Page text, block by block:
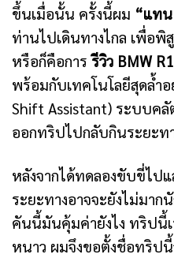
ขึ้นเมื่อนั้น ครั้งนี้ผม “แท
ท่านไปเดินทางไกล เพื่อ
หรือก็คือการรีวิว BMW
พร้อมกับเทคโนโลยีสุดล้ำ
Shift Assistant) ระบบค
ออกทริปไปกลับกินระยะท
หลังจากได้ทดลองขับขี่ไป
ระยะทางอาจจะยังไม่มาก
คันนี้มันคุ้มค่ายังไง ทริปนี้
หนาว ผมจึงขอตั้งชื่อทริปนี้